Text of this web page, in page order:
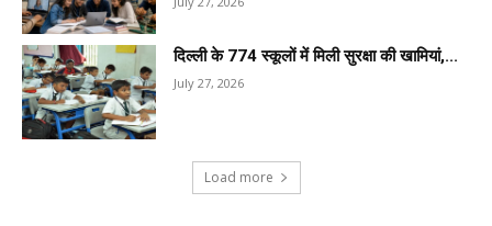
दिल्ली के 774 स्कूलों में मिली सुरक्षा की खामियां,...
July 27, 2026
Load more